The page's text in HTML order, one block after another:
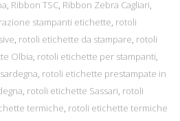
, Ribbon TSC, Ribbon Zebra Cagliari,
stampanti etichette, rotoli
, rotoli etichette da stampare, rotoli
Olbia, rotoli etichette per stampanti,
, rotoli etichette prestampate in
, rotoli etichette Sassari, rotoli
termiche, rotoli etichette termiche